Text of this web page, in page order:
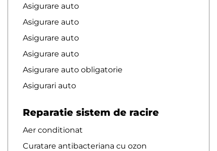
Asigurare auto
Asigurare auto
Asigurare auto
Asigurare auto
Asigurare auto obligatorie
Asigurari auto
Reparatie sistem de racire
Aer conditionat
Curatare antibacteriana cu ozon